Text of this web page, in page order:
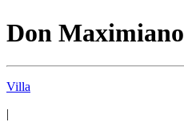
Don Maximiano
Villa
|